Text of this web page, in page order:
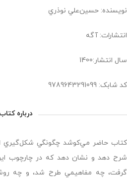
نویسنده: حسين‌علي نوذري
انتشارات: آگه
سال انتشار:1400
کد شابک: 9789643291099
درباره کتاب
كتاب حاضر مي‌كوشد چگونگي شكل‌گيري
شرح دهد و نشان دهد كه در چارچوب
گرفت، چه مفاهيمي طرح شد، و چه